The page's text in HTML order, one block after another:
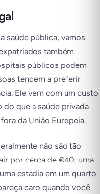
saúde pública, vamos
também
públicos podem
tendem a preferir
Ele vem com um custo
do que a saúde privada
da União Europeia.
não são tão
por cerca de €40, uma
estadia em um quarto
caro quando você